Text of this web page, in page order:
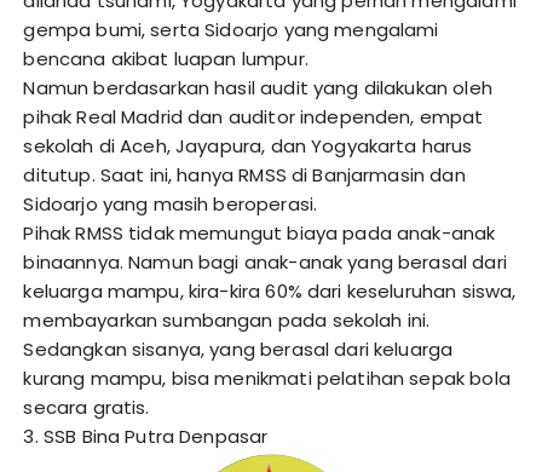
gempa bumi, serta Sidoarjo yang mengalami
bencana akibat luapan lumpur.
Namun berdasarkan hasil audit yang dilakukan oleh
pihak Real Madrid dan auditor independen, empat
sekolah di Aceh, Jayapura, dan Yogyakarta harus
ditutup. Saat ini, hanya RMSS di Banjarmasin dan
Sidoarjo yang masih beroperasi.
Pihak RMSS tidak memungut biaya pada anak-anak
binaannya. Namun bagi anak-anak yang berasal dari
keluarga mampu, kira-kira 60% dari keseluruhan siswa,
membayarkan sumbangan pada sekolah ini.
Sedangkan sisanya, yang berasal dari keluarga
kurang mampu, bisa menikmati pelatihan sepak bola
secara gratis.
3. SSB Bina Putra Denpasar